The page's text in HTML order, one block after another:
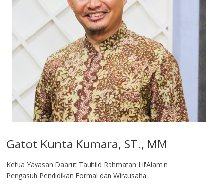
Gatot Kunta Kumara, ST., MM
Ketua Yayasan Daarut Tauhiid Rahmatan Lil'Alamin
Pengasuh Pendidikan Formal dan Wirausaha